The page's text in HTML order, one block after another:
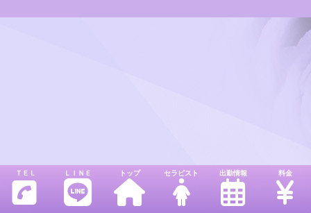
ＴＥＬ ＬＩＮＥ トップ セラピスト 出勤情報 料金